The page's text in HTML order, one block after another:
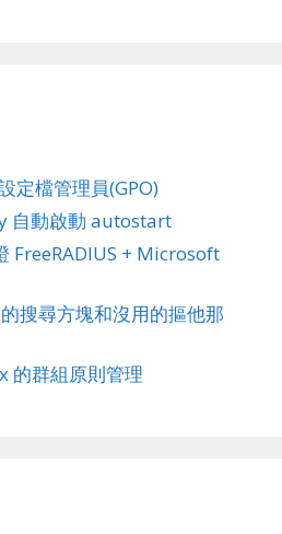
定檔管理員(GPO)
自動啟動 autostart
FreeRADIUS + Microsoft
搜尋方塊和沒用的摳他那
的群組原則管理